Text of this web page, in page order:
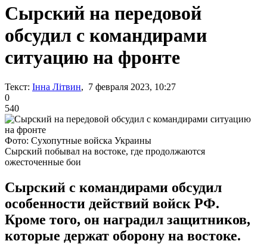
Сырский на передовой
обсудил с командирами
ситуацию на фронте
Текст: Інна Літвин, 7 февраля 2023, 10:27
0
540
Фото: Сухопутные войска Украины
Сырский побывал на востоке, где продолжаются
ожесточенные бои
Сырский с командирами обсудил
особенности действий войск РФ.
Кроме того, он наградил защитников,
которые держат оборону на востоке.